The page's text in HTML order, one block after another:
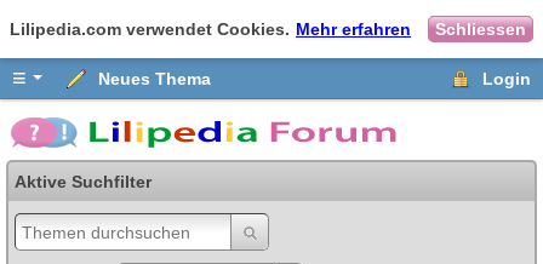
Lilipedia.com verwendet Cookies. Mehr erfahren Schliessen
≡ Neues Thema Login
Aktive Suchfilter